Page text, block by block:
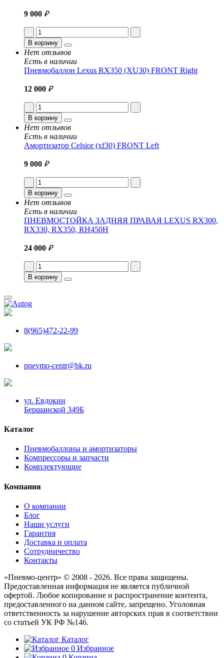
9 000 ₽
В корзину
Нет отзывов
Есть в наличии
Пневмобаллон Lexus RX350 (XU30) FRONT Right
12 000 ₽
В корзину
Нет отзывов
Есть в наличии
Амортизатор Celsior (xf30) FRONT Left
9 000 ₽
В корзину
Нет отзывов
Есть в наличии
ПНЕВМОСТОЙКА ЗАДНЯЯ ПРАВАЯ LEXUS RX300,
RX330, RX350, RH450H
24 000 ₽
В корзину
8(965)472-22-99
pnevmo-centr@bk.ru
ул. Евдокии
Бершанской 349Б
Каталог
Пневмобаллоны и амортизаторы
Компрессоры и запчасти
Комплектующие
Компания
О компании
Блог
Наши услуги
Гарантия
Доставка и оплата
Сотрудничество
Контакты
«Пневмо-центр» © 2008 - 2026. Все права защищены.
Предоставленная информация не является публичной
офертой. Любое копирование и распространение контента,
предоставленного на данном сайте, запрещено. Уголовная
ответственность за нарушение авторских прав в соответствии
со статьей УК РФ №146.
Каталог
0 Избранное